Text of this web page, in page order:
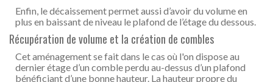
Enfin, le décaissement permet aussi d’avoir du volume en
plus en baissant de niveau le plafond de l’étage du dessous.
Récupération de volume et la création de combles
Cet aménagement se fait dans le cas où l'on dispose au
dernier étage d’un comble perdu au-dessus d’un plafond
bénéficiant d’une bonne hauteur. La hauteur propre du